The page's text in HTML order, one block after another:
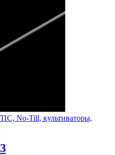
No-Till, культиваторы,